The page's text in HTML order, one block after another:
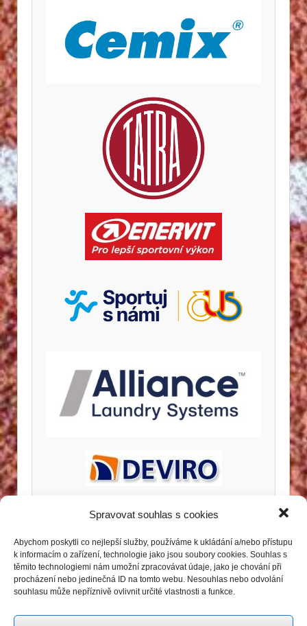
Spravovat souhlas s cookies
Abychom poskytli co nejlepší služby, používáme k ukládání a/nebo přístupu
k informacím o zařízení, technologie jako jsou soubory cookies. Souhlas s
těmito technologiemi nám umožní zpracovávat údaje, jako je chování při
procházení nebo jedinečná ID na tomto webu. Nesouhlas nebo odvolání
souhlasu může nepříznivě ovlivnit určité vlastnosti a funkce.